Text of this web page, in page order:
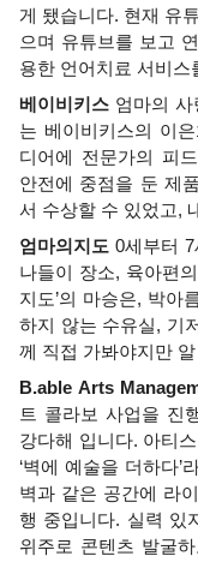
게 됐습니다. 현재 유
으며 유튜브를 보고
용한 언어치료 서비스
베이비키스 엄마의
는 베이비키스의 이
디어에 전문가의 피
안전에 중점을 둔 제
서 수상할 수 있었고,
엄마의지도 0세부터
나들이 장소, 육아편
지도’의 마승은, 박아
하지 않는 수유실, 기
께 직접 가봐야지만
B.able Arts
트 콜라보 사업을 진
강다해 입니다. 아티
‘벽에 예술을 더하다’
벽과 같은 공간에 라
행 중입니다. 실력 있
위주로 콘텐츠 발굴